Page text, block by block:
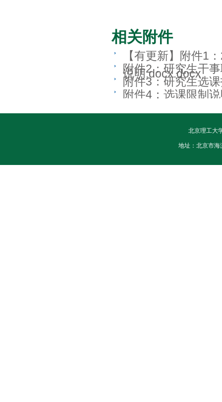
相关附件
【有更新】附件1
说明.docx.docx
附件2：研究生干
附件3：研究生选
附件4：选课限制
北京理工大
地址：北京市